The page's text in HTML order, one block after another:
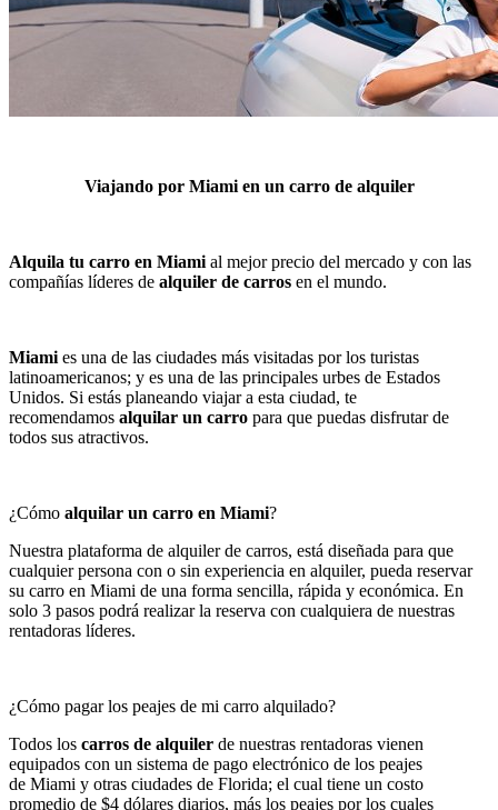
Viajando por Miami en un carro de alquiler
Alquila tu carro en Miami al mejor precio del mercado y con las
compañías líderes de alquiler de carros en el mundo.
Miami es una de las ciudades más visitadas por los turistas
latinoamericanos; y es una de las principales urbes de Estados
Unidos. Si estás planeando viajar a esta ciudad, te
recomendamos alquilar un carro para que puedas disfrutar de
todos sus atractivos.
¿Cómo alquilar un carro en Miami?
Nuestra plataforma de alquiler de carros, está diseñada para que
cualquier persona con o sin experiencia en alquiler, pueda reservar
su carro en Miami de una forma sencilla, rápida y económica. En
solo 3 pasos podrá realizar la reserva con cualquiera de nuestras
rentadoras líderes.
¿Cómo pagar los peajes de mi carro alquilado?
Todos los carros de alquiler de nuestras rentadoras vienen
equipados con un sistema de pago electrónico de los peajes
de Miami y otras ciudades de Florida; el cual tiene un costo
promedio de $4 dólares diarios, más los peajes por los cuales